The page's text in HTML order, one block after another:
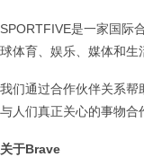
SPORTFIVE是一家国际
球体育、娱乐、媒体和生
我们通过合作伙伴关系帮
与人们真正关心的事物合
关于Brave